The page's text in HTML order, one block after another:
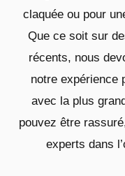
claquée ou pour
Que ce soit sur
récents, nous
notre expérience
avec la plus
pouvez être
experts dans